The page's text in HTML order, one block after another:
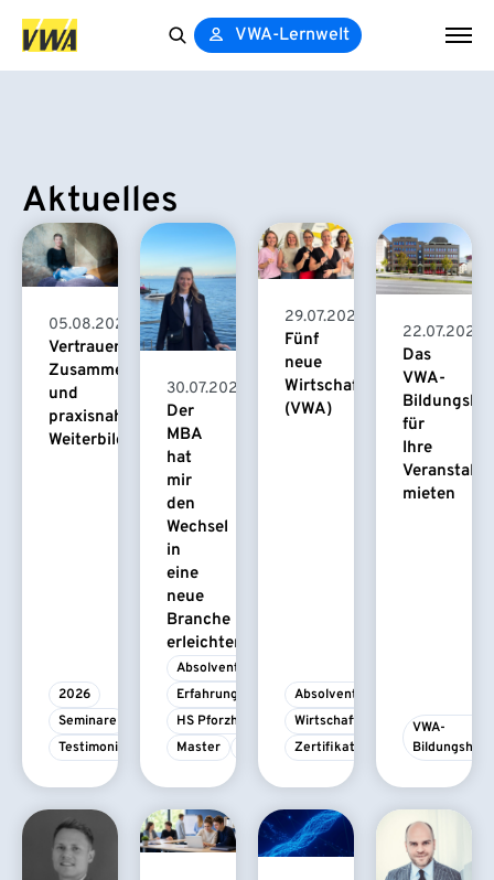
VWA-Lernwelt
Aktuelles
05.08.2026
Vertrauensvolle
Zusammenarbeit
und
praxisnahe
Weiterbildung
2026
Seminare
Testimonial
30.07.2026
Der
MBA
hat
mir
den
Wechsel
in
eine
neue
Branche
erleichtert
Absolvent/-in
Erfahrungsbericht
HS Pforzheim
Master
29.07.2026
Fünf
neue
Wirtschaftspsychologinnen
(VWA)
Absolvent/-in
Wirtschaftspsychologie
Zertifikatskurs
22.07.2026
Das
VWA-
für
Ihre
mieten
VWA-
Bildungshaus